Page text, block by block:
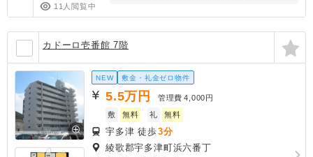
11人閲覧中
カドーロ壱番館 7階
NEW 敷金・礼金ゼロ物件
5.5万円 管理費 4,000円
敷
無料 礼 無料
宇多津 徒歩3分
綾歌郡宇多津町浜六番丁